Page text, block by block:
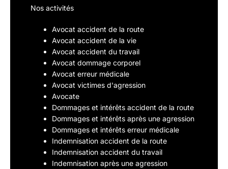
Nos activités
Avocat accident de la route
Avocat accident de la vie
Avocat accident du travail
Avocat dommage corporel
Avocat erreur médicale
Avocat victimes d'agression
Avocate
Dommages et intérêts accident de la route
Dommages et intérêts après une agression
Dommages et intérêts erreur médicale
Indemnisation accident de la route
Indemnisation accident du travail
Indemnisation après une agression